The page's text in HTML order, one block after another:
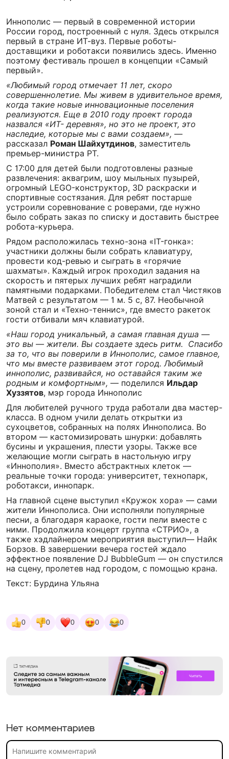
Иннополис — первый в современной истории
России город, построенный с нуля. Здесь открылся
первый в стране ИТ-вуз. Первые роботы-
доставщики и роботакси появились здесь. Именно
поэтому фестиваль прошел в концепции «Самый
первый».
«Любимый город отмечает 11 лет, скоро
совершеннолетие. Мы живем в удивительное время,
когда такие новые инновационные поселения
реализуются. Еще в 2010 году проект города
назвался «ИT- деревня», но это не проект, это
наследие, которые мы с вами создаем», —
рассказал Роман Шайхутдинов, заместитель
премьер-министра РТ.
С 17:00 для детей были подготовлены разные
развлечения: аквагрим, шоу мыльных пузырей,
огромный LEGO-конструктор, 3D раскраски и
спортивные состязания. Для ребят постарше
устроили соревнование с роверами, где нужно
было собрать заказ по списку и доставить быстрее
робота-курьера.
Рядом расположилась техно-зона «IT-гонка»:
участники должны были собрать клавиатуру,
провести код-ревью и сыграть в «горячие
шахматы». Каждый игрок проходил задания на
скорость и пятерых лучших ребят наградили
памятными подарками. Победителем стал Чистяков
Матвей с результатом — 1 м. 5 с, 87. Необычной
зоной стал и «Техно-теннис», где вместо ракеток
гости отбивали мяч клавиатурой.
«Наш город уникальный, а самая главная душа —
это вы — жители. Вы создаете здесь ритм. Спасибо
за то, что вы поверили в Иннополис, самое главное,
что мы вместе развиваем этот город. Любимый
иннополис, развивайся, но оставайся таким же
родным и комфортным», — поделился Ильдар
Хуззятов, мэр города Иннополис
Для любителей ручного труда работали два мастер-
класса. В одном учили делать открытки из
сухоцветов, собранных на полях Иннополиса. Во
втором — кастомизировать шнурки: добавлять
бусины и украшения, плести узоры. Также все
желающие могли сыграть в настольную игру
«Иннополия». Вместо абстрактных клеток —
реальные точки города: университет, технопарк,
роботакси, иннопарк.
На главной сцене выступил «Кружок хора» — сами
жители Иннополиса. Они исполняли популярные
песни, а благодаря караоке, гости пели вместе с
ними. Продолжила концерт группа «СТРИО», а
также хэдлайнером мероприятия выступил— Найк
Борзов. В завершении вечера гостей ждало
эффектное появление DJ BubbleGum — он спустился
на сцену, пролетев над городом, с помощью крана.
Текст: Бурдина Ульяна
0 0 0 0 0
Нет комментариев